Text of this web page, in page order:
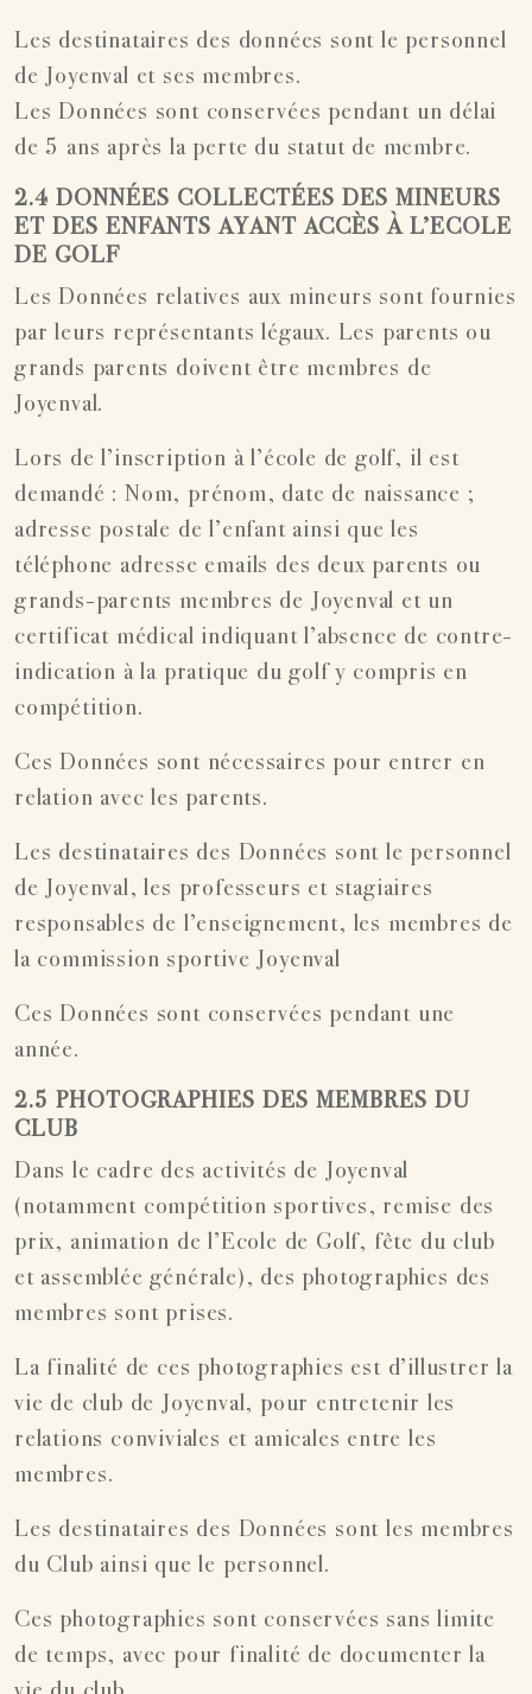
Les destinataires des données sont le personnel
de Joyenval et ses membres.
Les Données sont conservées pendant un délai
de 5 ans après la perte du statut de membre.
2.4 DONNÉES COLLECTÉES DES MINEURS
ET DES ENFANTS AYANT ACCÈS À L’ECOLE
DE GOLF
Les Données relatives aux mineurs sont fournies
par leurs représentants légaux. Les parents ou
grands parents doivent être membres de
Joyenval.
Lors de l’inscription à l’école de golf, il est
demandé : Nom, prénom, date de naissance ;
adresse postale de l’enfant ainsi que les
téléphone adresse emails des deux parents ou
grands-parents membres de Joyenval et un
certificat médical indiquant l’absence de contre-
indication à la pratique du golf y compris en
compétition.
Ces Données sont nécessaires pour entrer en
relation avec les parents.
Les destinataires des Données sont le personnel
de Joyenval, les professeurs et stagiaires
responsables de l’enseignement, les membres de
la commission sportive Joyenval
Ces Données sont conservées pendant une
année.
2.5 PHOTOGRAPHIES DES MEMBRES DU
CLUB
Dans le cadre des activités de Joyenval
(notamment compétition sportives, remise des
prix, animation de l’Ecole de Golf, fête du club
et assemblée générale), des photographies des
membres sont prises.
La finalité de ces photographies est d’illustrer la
vie de club de Joyenval, pour entretenir les
relations conviviales et amicales entre les
membres.
Les destinataires des Données sont les membres
du Club ainsi que le personnel.
Ces photographies sont conservées sans limite
de temps, avec pour finalité de documenter la